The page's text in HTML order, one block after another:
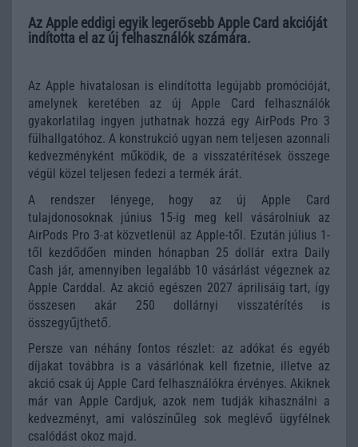
Az Apple eddigi egyik legerősebb Apple Card akcióját
indította el az új felhasználók számára.
Az Apple hivatalosan is elindította legújabb promócióját,
amelynek keretében az új Apple Card felhasználók
gyakorlatilag ingyen juthatnak hozzá egy AirPods Pro 3
fülhallgatóhoz. A konstrukció ugyan nem teljesen azonnali
kedvezményként működik, de a visszatérítések összege
végül közel teljesen fedezi a termék árát.
A rendszer lényege, hogy az új Apple Card
tulajdonosoknak június 15-ig meg kell vásárolniuk az
AirPods Pro 3-at közvetlenül az Apple-től. Ezután július 1-
től kezdődően minden hónapban 25 dollár extra Daily
Cash jár, amennyiben legalább 10 vásárlást végeznek az
Apple Carddal. Az akció egészen 2027 áprilisáig tart, így
összesen akár 250 dollárnyi visszatérítés is
összegyűjthető.
Persze van néhány fontos részlet: az adókat és egyéb
díjakat továbbra is a vásárlónak kell fizetnie, illetve az
akció csak új Apple Card felhasználókra érvényes. Akiknek
már van Apple Cardjuk, azok nem tudják kihasználni a
kedvezményt, ami valószínűleg sok meglévő ügyfélnek
csalódást okoz majd.